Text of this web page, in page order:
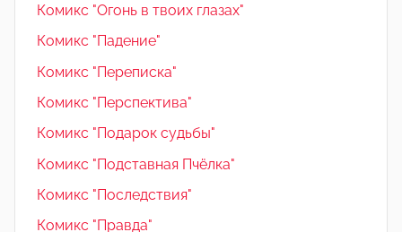
Комикс "Огонь в твоих глазах"
Комикс "Падение"
Комикс "Переписка"
Комикс "Перспектива"
Комикс "Подарок судьбы"
Комикс "Подставная Пчёлка"
Комикс "Последствия"
Комикс "Правда"